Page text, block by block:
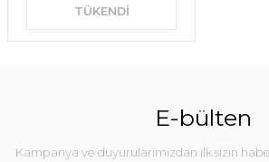
TÜKENDİ
E-bülten
Kampanya ve duyurularımızdan ilk sizin